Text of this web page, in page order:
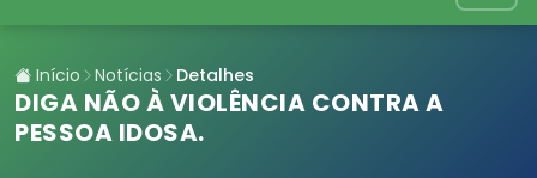
Início Notícias Detalhes
DIGA NÃO À VIOLÊNCIA CONTRA A
PESSOA IDOSA.